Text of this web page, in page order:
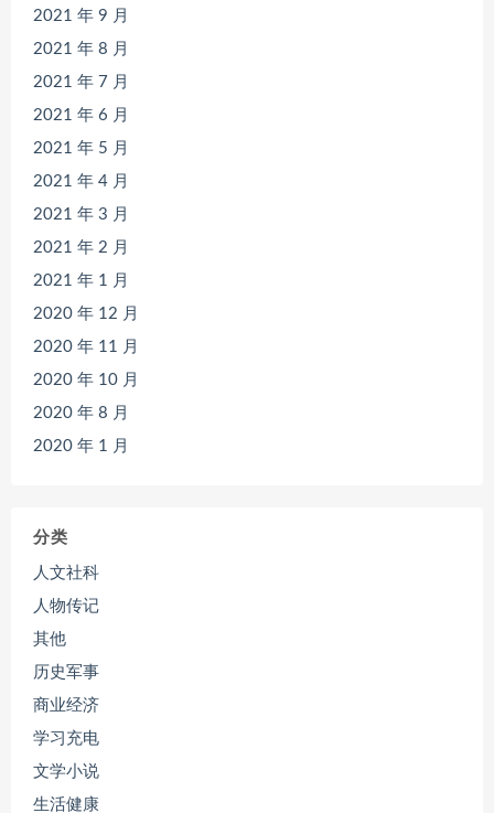
2021 年 9 月
2021 年 8 月
2021 年 7 月
2021 年 6 月
2021 年 5 月
2021 年 4 月
2021 年 3 月
2021 年 2 月
2021 年 1 月
2020 年 12 月
2020 年 11 月
2020 年 10 月
2020 年 8 月
2020 年 1 月
分类
人文社科
人物传记
其他
历史军事
商业经济
学习充电
文学小说
生活健康